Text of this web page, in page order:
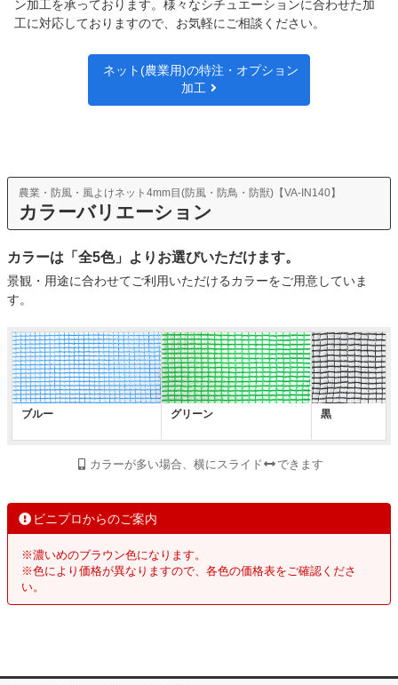
ン加工を承っております。様々なシチュエーションに合わせた加
工に対応しておりますので、お気軽にご相談ください。
ネット(農業用)の特注・オプション
加工
農業・防風・風よけネット4mm目(防風・防鳥・防獣)【VA-IN140】
カラーバリエーション
カラーは「全5色」よりお選びいただけます。
景観・用途に合わせてご利用いただけるカラーをご用意していま
す。
ブルー グリーン 黒
カラーが多い場合、横にスライド できます
ビニプロからのご案内
※濃いめのブラウン色になります。
※色により価格が異なりますので、各色の価格表をご確認くださ
い。